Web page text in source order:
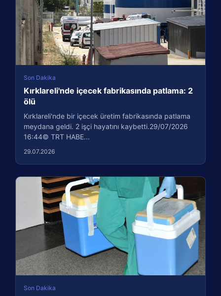
Son Dakika
Kırklareli'nde içecek fabrikasında patlama: 2
ölü
Kırklareli'nde bir içecek üretim fabrikasında patlama
meydana geldi. 2 işçi hayatını kaybetti.29/07/2026
16:44© TRT HABE...
29.07.2026
Son Dakika